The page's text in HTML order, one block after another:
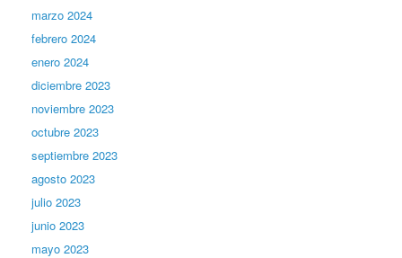
marzo 2024
febrero 2024
enero 2024
diciembre 2023
noviembre 2023
octubre 2023
septiembre 2023
agosto 2023
julio 2023
junio 2023
mayo 2023